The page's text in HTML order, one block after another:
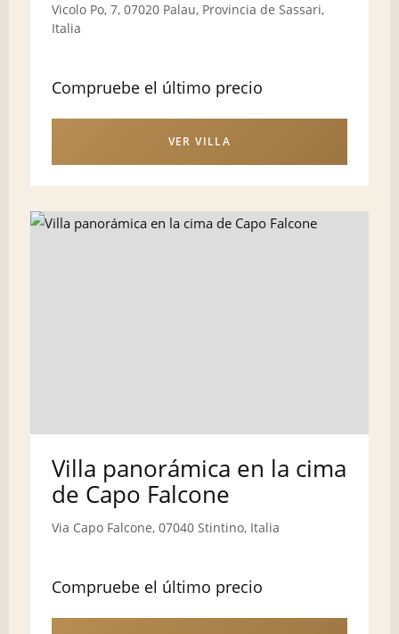
Vicolo Po, 7, 07020 Palau, Provincia de Sassari,
Italia
Compruebe el último precio
VER VILLA
Villa panorámica en la cima
de Capo Falcone
Via Capo Falcone, 07040 Stintino, Italia
Compruebe el último precio